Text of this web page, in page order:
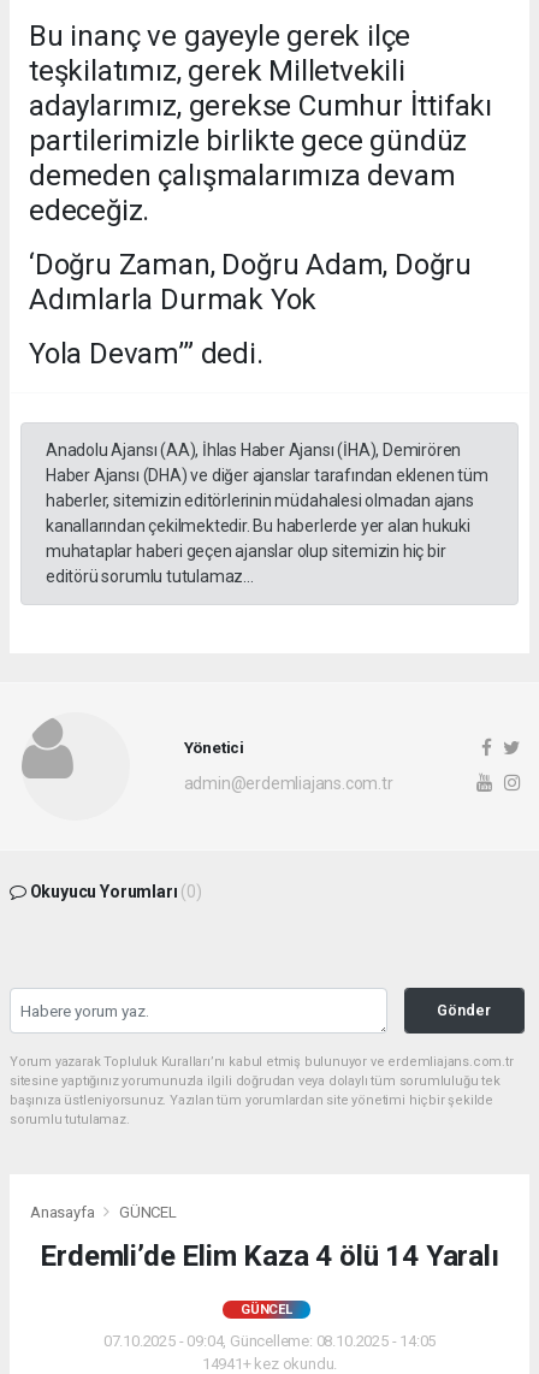
Bu inanç ve gayeyle gerek ilçe
teşkilatımız, gerek Milletvekili
adaylarımız, gerekse Cumhur İttifakı
partilerimizle birlikte gece gündüz
demeden çalışmalarımıza devam
edeceğiz.
‘Doğru Zaman, Doğru Adam, Doğru
Adımlarla Durmak Yok
Yola Devam’” dedi.
Anadolu Ajansı (AA), İhlas Haber Ajansı (İHA), Demirören
Haber Ajansı (DHA) ve diğer ajanslar tarafından eklenen tüm
haberler, sitemizin editörlerinin müdahalesi olmadan ajans
kanallarından çekilmektedir. Bu haberlerde yer alan hukuki
muhataplar haberi geçen ajanslar olup sitemizin hiç bir
editörü sorumlu tutulamaz...
Yönetici
admin@erdemliajans.com.tr
Okuyucu Yorumları (0)
Gönder
Yorum yazarak Topluluk Kuralları’nı kabul etmiş bulunuyor ve erdemliajans.com.tr
sitesine yaptığınız yorumunuzla ilgili doğrudan veya dolaylı tüm sorumluluğu tek
başınıza üstleniyorsunuz. Yazılan tüm yorumlardan site yönetimi hiçbir şekilde
sorumlu tutulamaz.
Anasayfa GÜNCEL
Erdemli’de Elim Kaza 4 ölü 14 Yaralı
GÜNCEL
07.10.2025 - 09:04, Güncelleme: 08.10.2025 - 14:05
14941+ kez okundu.